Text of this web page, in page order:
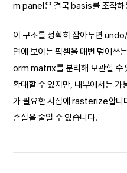
m panel은 결국 basis를 조작하
이 구조를 정확히 잡아두면
면에 보이는 픽셀을 매번 덮어쓰
orm matrix를 분리해 보관할 수
확대할 수 있지만, 내부에서는 가
가 필요한 시점에 rasterize합니
손실을 줄일 수 있습니다.